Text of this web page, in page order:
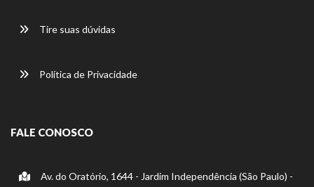
Tire suas dúvidas
Política de Privacidade
FALE CONOSCO
Av. do Oratório, 1644 - Jardim Independência (São Paulo) -